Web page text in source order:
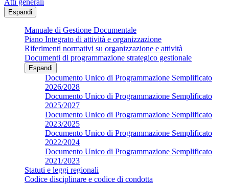
Espandi
Manuale di Gestione Documentale
Piano Integrato di attività e organizzazione
Riferimenti normativi su organizzazione e attività
Documenti di programmazione strategico gestionale
Espandi
Documento Unico di Programmazione Semplificato
2026/2028
Documento Unico di Programmazione Semplificato
2025/2027
Documento Unico di Programmazione Semplificato
2023/2025
Documento Unico di Programmazione Semplificato
2022/2024
Documento Unico di Programmazione Semplificato
2021/2023
Statuti e leggi regionali
Codice disciplinare e codice di condotta